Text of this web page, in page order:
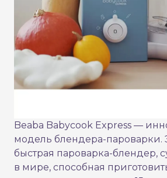
Beaba Babycook Express —
модель блендера-пароварки.
быстрая пароварка-блендер,
в мире, способная